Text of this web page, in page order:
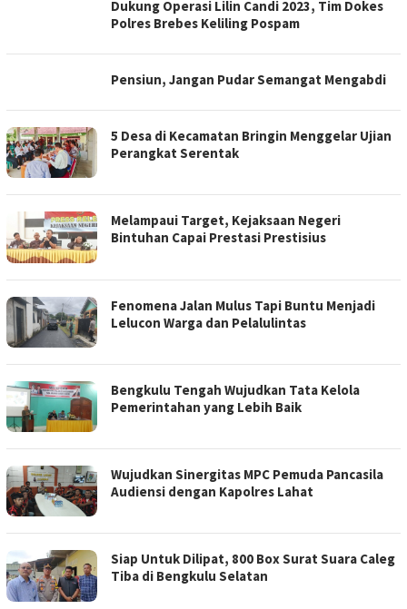
Dukung Operasi Lilin Candi 2023, Tim Dokes
Polres Brebes Keliling Pospam
Pensiun, Jangan Pudar Semangat Mengabdi
5 Desa di Kecamatan Bringin Menggelar Ujian
Perangkat Serentak
Melampaui Target, Kejaksaan Negeri
Bintuhan Capai Prestasi Prestisius
Fenomena Jalan Mulus Tapi Buntu Menjadi
Lelucon Warga dan Pelalulintas
Bengkulu Tengah Wujudkan Tata Kelola
Pemerintahan yang Lebih Baik
Wujudkan Sinergitas MPC Pemuda Pancasila
Audiensi dengan Kapolres Lahat
Siap Untuk Dilipat, 800 Box Surat Suara Caleg
Tiba di Bengkulu Selatan